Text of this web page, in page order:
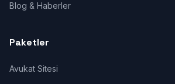
Blog & Haberler
Paketler
Avukat Sitesi